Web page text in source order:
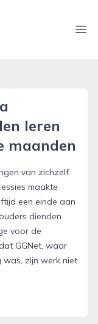
leren
maanden
van zichzelf.
maakte
een einde aan
dienden
voor de
GGNet, waar
zijn werk niet